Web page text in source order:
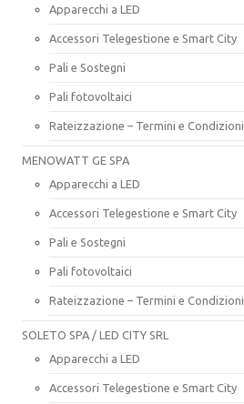
Apparecchi a LED
Accessori Telegestione e Smart City
Pali e Sostegni
Pali fotovoltaici
Rateizzazione – Termini e Condizioni
MENOWATT GE SPA
Apparecchi a LED
Accessori Telegestione e Smart City
Pali e Sostegni
Pali fotovoltaici
Rateizzazione – Termini e Condizioni
SOLETO SPA / LED CITY SRL
Apparecchi a LED
Accessori Telegestione e Smart City